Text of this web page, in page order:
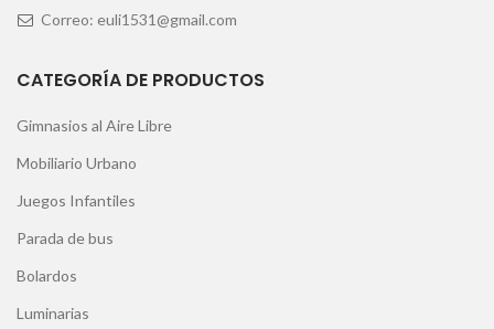
Correo: euli1531@gmail.com
CATEGORÍA DE PRODUCTOS
Gimnasios al Aire Libre
Mobiliario Urbano
Juegos Infantiles
Parada de bus
Bolardos
Luminarias